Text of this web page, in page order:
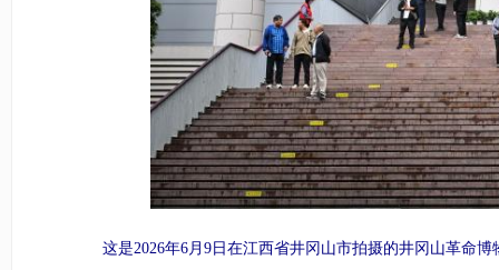
这是2026年6月9日在江西省井冈山市拍摄的井冈山革命博